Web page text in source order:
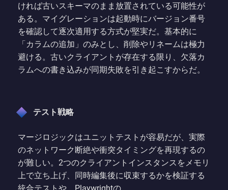
ければ古いスキーマのまま放置されている可能性が
ある。マイグレーションは起動時にバージョン番号
を確認して逐次適用する方式が堅実だ。基本的に
「カラムの追加」のみとし、削除やリネームは極力
避ける。古いクライアントが存在する限り、欠落カ
ラムへの書き込みが同期失敗を引き起こすからだ。
テスト戦略
マージロジックはユニットテストが容易だが、実際
のネットワーク断絶や衝突タイミングを再現するの
が難しい。2つのクライアントインスタンスをメモリ
上で立ち上げ、同時編集後に収束するかを検証する
統合テストや、Playwrightの